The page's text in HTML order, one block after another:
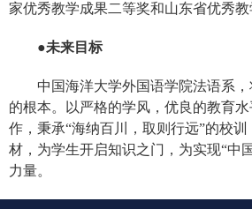
家优秀教学成果二等奖和山东省优秀教
●未来目标
中国海洋大学外国语学院法语系
的根本。以严格的学风，优良的教育
作，秉承“海纳百川，取则行远”的校
材，为学生开启知识之门，为实现“中
力量。